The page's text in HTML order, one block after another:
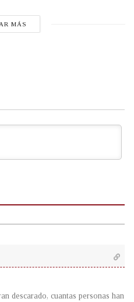
MÁS
descarado, cuantas personas han